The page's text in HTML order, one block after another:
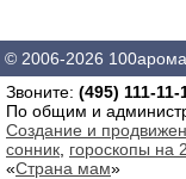
© 2006-2026
Звоните: (495) 111-11-
По общим и
Создание и
сонник гороскопы на
«Страна мам»